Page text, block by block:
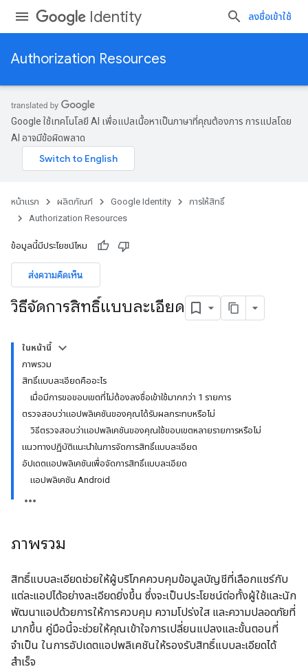
Identity ลงชื่อเข้าใช้
Authorization Resources
Google ใช้เทคโนโลยี AI เพื่อแปลเนื้อหาเป็นภาษาที่คุณต้องการ การแปลโดย
AI อาจมีข้อผิดพลาด
หน้าแรก ผลิตภัณฑ์ Google Identity
การให้สิทธิ์
Authorization Resources
ข้อมูลนี้มีประโยชน์ไหม
ส่งความคิดเห็น
วิธีจัดการสิทธิ์แบบละเอียด
ในหน้านี้
ภาพรวม
สิทธิ์แบบละเอียดคืออะไร
เมื่อมีการขอขอบเขตที่ไม่ต้องลงชื่อเข้าใช้มากกว่า 1 รายการ
ตรวจสอบว่าแอปพลิเคชันของคุณได้รับผลกระทบหรือไม่
วิธีตรวจสอบว่าแอปพลิเคชันของคุณใช้ขอบเขตหลายรายการหรือไม่
แนวทางปฏิบัติแนะนำในการจัดการสิทธิ์แบบละเอียด
อัปเดตแอปพลิเคชันเพื่อจัดการสิทธิ์แบบละเอียด
แอปพลิเคชัน Android
ภาพรวม
สิทธิ์แบบละเอียดช่วยให้ผู้บริโภคควบคุมข้อมูลบัญชีที่เลือกแชร์กับ
แต่ละแอปได้อย่างละเอียดยิ่งขึ้น ซึ่งจะเป็นประโยชน์ต่อทั้งผู้ใช้และนัก
พัฒนาแอปด้วยการให้การควบคุม ความโปร่งใส และความปลอดภัยที่
มากขึ้น คู่มือนี้จะช่วยให้คุณเข้าใจการเปลี่ยนแปลงและขั้นตอนที่
จำเป็น ในการอัปเดตแอปพลิเคชันให้รองรับสิทธิ์แบบละเอียดได้
สำเร็จ